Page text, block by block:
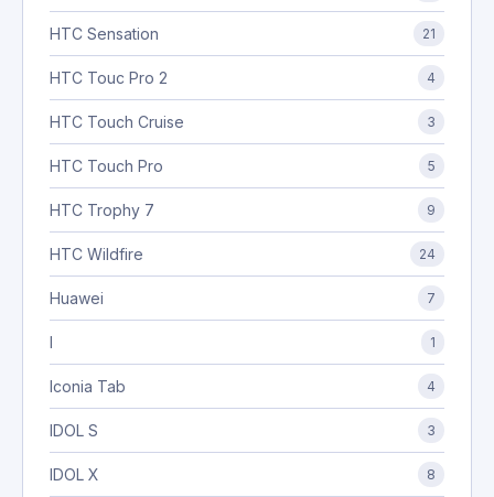
HTC Sensation 21
HTC Touc Pro 2 4
HTC Touch Cruise 3
HTC Touch Pro 5
HTC Trophy 7 9
HTC Wildfire 24
Huawei 7
I 1
Iconia Tab 4
IDOL S 3
IDOL X 8